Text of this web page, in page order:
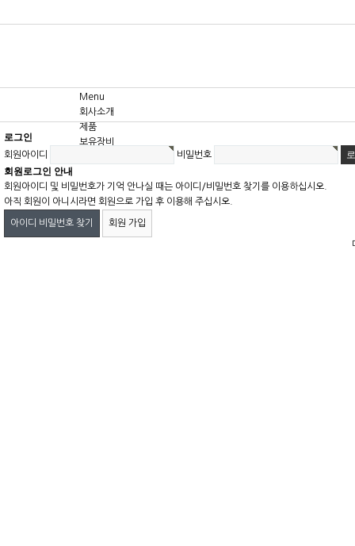
Menu
회사소개
제품
보유장비
로그인
회원아이디 비밀번호
회원로그인 안내
회원아이디 및 비밀번호가 기억 안나실 때는 아이디/비밀번호 찾기를 이용하십시오.
아직 회원이 아니시라면 회원으로 가입 후 이용해 주십시오.
아이디 비밀번호 찾기 회원 가입